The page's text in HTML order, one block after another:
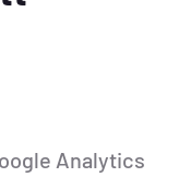
Analytics